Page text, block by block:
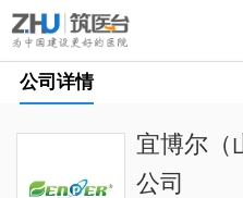
公司详情
宜博尔（
公司